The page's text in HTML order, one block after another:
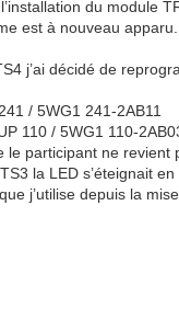
du module
est à nouveau apparu.
j’ai décidé de
/ 5WG1 241-2AB11
110 / 5WG1 110-
participant ne
la LED s’éteignait
j’utilise depuis la